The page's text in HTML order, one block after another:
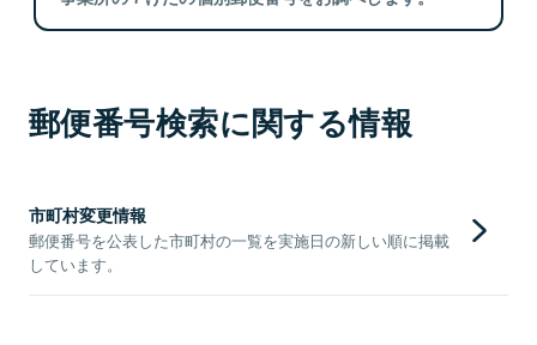
郵便番号検索に関する情報
市町村変更情報
郵便番号を公表した市町村の一覧を実施日の新しい順に掲載
しています。